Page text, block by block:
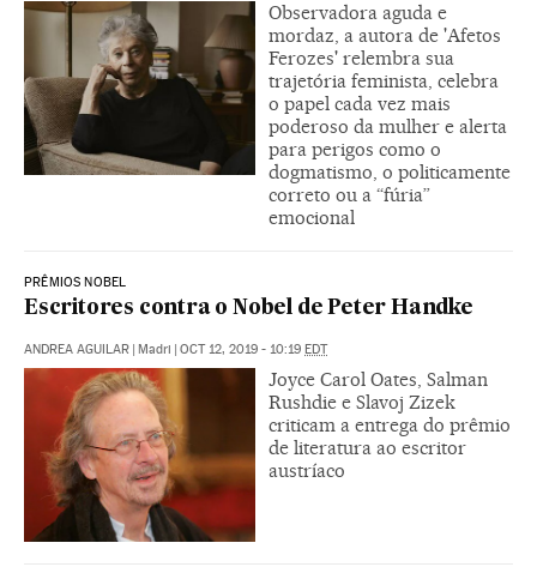
Observadora aguda e
mordaz, a autora de 'Afetos
Ferozes' relembra sua
trajetória feminista, celebra
o papel cada vez mais
poderoso da mulher e alerta
para perigos como o
dogmatismo, o politicamente
correto ou a “fúria”
emocional
PRÊMIOS NOBEL
Escritores contra o Nobel de Peter Handke
ANDREA AGUILAR | Madri | OCT 12, 2019 - 10:19 EDT
Joyce Carol Oates, Salman
Rushdie e Slavoj Zizek
criticam a entrega do prêmio
de literatura ao escritor
austríaco